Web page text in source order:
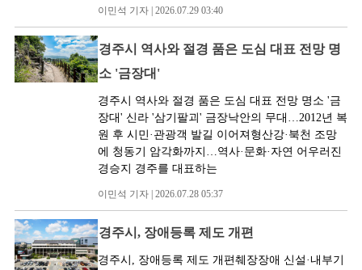
이민석 기자 | 2026.07.29 03:40
경주시 역사와 절경 품은 도심 대표 전망 명
소 '금장대'
경주시 역사와 절경 품은 도심 대표 전망 명소 '금
장대' 신라 '삼기팔괴' 금장낙안의 무대…2012년 복
원 후 시민·관광객 발길 이어져형산강·북천 조망
에 청동기 암각화까지…역사·문화·자연 어우러진
경승지 경주를 대표하는
이민석 기자 | 2026.07.28 05:37
경주시, 장애등록 제도 개편
경주시, 장애등록 제도 개편췌장장애 신설·내부기